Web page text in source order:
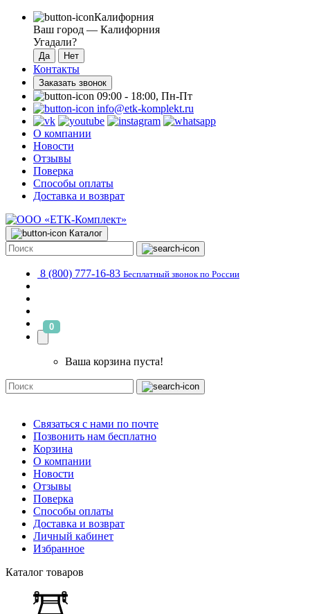
Калифорния
Ваш город — Калифорния
Угадали?
Контакты
Заказать звонок
09:00 - 18:00, Пн-Пт
info@etk-komplekt.ru
О компании
Новости
Отзывы
Поверка
Способы оплаты
Доставка и возврат
Каталог
8 (800) 777-16-83 Бесплатный звонок по России
0
Ваша корзина пуста!
Связаться с нами по почте
Позвонить нам бесплатно
Корзина
О компании
Новости
Отзывы
Поверка
Способы оплаты
Доставка и возврат
Личный кабинет
Избранное
Каталог товаров